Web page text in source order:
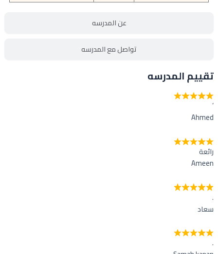
عن المدرسه
تواصل مع المدرسه
تقييم المدرسه
‘
Ahmed
رائعة
Ameen
.
سعاد
.